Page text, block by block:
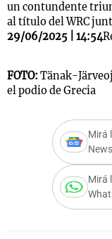
un contundente
al título del WRC
29/06/2025 | 14:54
FOTO: Tänak-
el podio de Grecia
Mirá
News
Mirá